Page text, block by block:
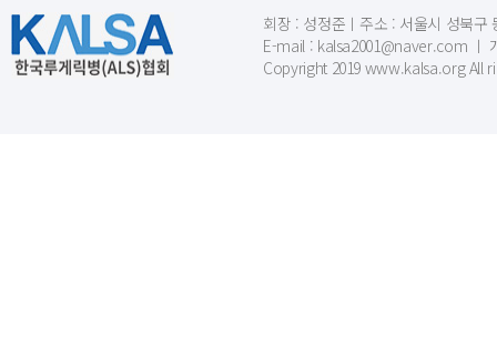
회장 : 성정준ㅣ주소 : 서울시 성북구
E-mail : kalsa2001@naver.com ㅣ
Copyright 2019 www.kalsa.org All